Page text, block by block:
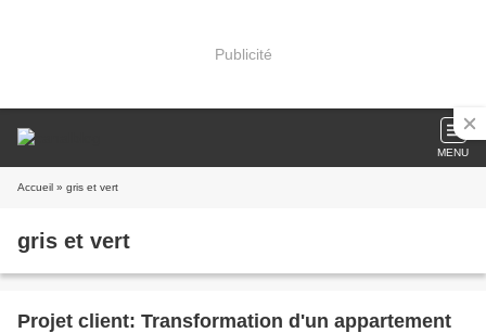
Publicité
MENU
Accueil » gris et vert
gris et vert
Projet client: Transformation d'un appartement